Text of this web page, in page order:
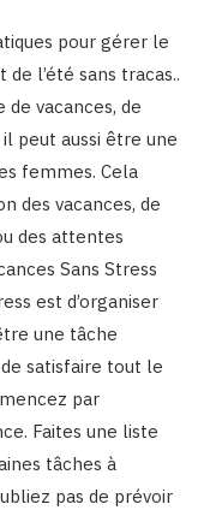
pour gérer le
l’été sans tracas..
de vacances, de
peut aussi être une
femmes. Cela
des vacances, de
des attentes
Sans Stress
est d’organiser
une tâche
satisfaire tout le
par
Faites une liste
tâches à
pas de prévoir